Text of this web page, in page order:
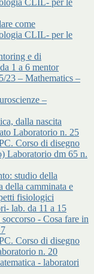
CLIL- per le
come
CLIL- per le
e di
1 a 6 mentor
23 – Mathematics –
–
dalla nascita
Laboratorio n. 25
Corso di disegno
Laboratorio dm 65 n.
studio della
della camminata e
fisiologici
lab. da 11 a 15
- Cosa fare in
Corso di disegno
n. 20
- laboratori